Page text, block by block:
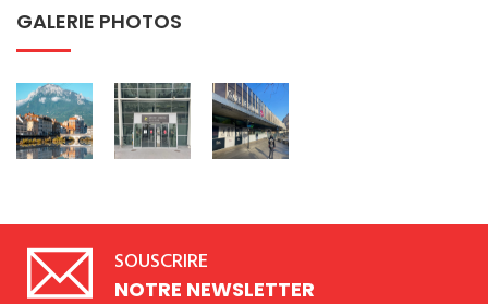
GALERIE PHOTOS
SOUSCRIRE
NOTRE NEWSLETTER